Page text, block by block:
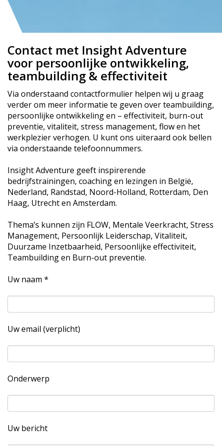
Contact met Insight Adventure
voor persoonlijke ontwikkeling,
teambuilding & effectiviteit
Via onderstaand contactformulier helpen wij u graag
verder om meer informatie te geven over teambuilding,
persoonlijke ontwikkeling en – effectiviteit, burn-out
preventie, vitaliteit, stress management, flow en het
werkplezier verhogen. U kunt ons uiteraard ook bellen
via onderstaande telefoonnummers.
Insight Adventure geeft inspirerende
bedrijfstrainingen, coaching en lezingen in België,
Nederland, Randstad, Noord-Holland, Rotterdam, Den
Haag, Utrecht en Amsterdam.
Thema’s kunnen zijn FLOW, Mentale Veerkracht, Stress
Management, Persoonlijk Leiderschap, Vitaliteit,
Duurzame Inzetbaarheid, Persoonlijke effectiviteit,
Teambuilding en Burn-out preventie.
Uw naam *
Uw email (verplicht)
Onderwerp
Uw bericht